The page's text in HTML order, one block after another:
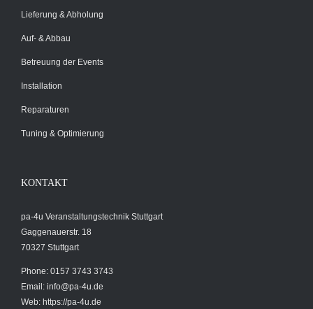
Lieferung & Abholung
Auf- & Abbau
Betreuung der Events
Installation
Reparaturen
Tuning & Optimierung
KONTAKT
pa-4u Veranstaltungstechnik Stuttgart
Gaggenauerstr. 18
70327 Stuttgart
Phone: 0157 3743 3743
Email: info@pa-4u.de
Web: https://pa-4u.de